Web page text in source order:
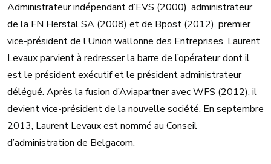
Administrateur indépendant d’EVS (2000), administrateur
de la FN Herstal SA (2008) et de Bpost (2012), premier
vice-président de l’Union wallonne des Entreprises, Laurent
Levaux parvient à redresser la barre de l’opérateur dont il
est le président exécutif et le président administrateur
délégué. Après la fusion d’Aviapartner avec WFS (2012), il
devient vice-président de la nouvelle société. En septembre
2013, Laurent Levaux est nommé au Conseil
d’administration de Belgacom.